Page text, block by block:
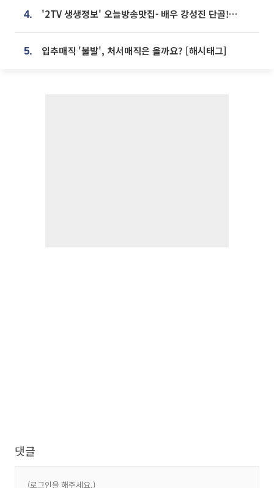
4. '2TV 생생정보' 오늘방송맛집- 배우 강성진 단골! 쌀국수ㆍ푸팟퐁 커리 맛집 '블○○○'
5. 입추매직 '불발', 처서매직은 올까요? [해시태그]
댓글